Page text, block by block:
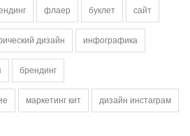
флаер буклет сайт
дизайн инфографика
брендинг
маркетинг кит дизайн инстаграм